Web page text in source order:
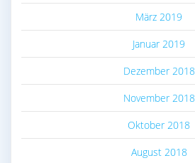
März 2019
Januar 2019
Dezember 2018
November 2018
Oktober 2018
August 2018